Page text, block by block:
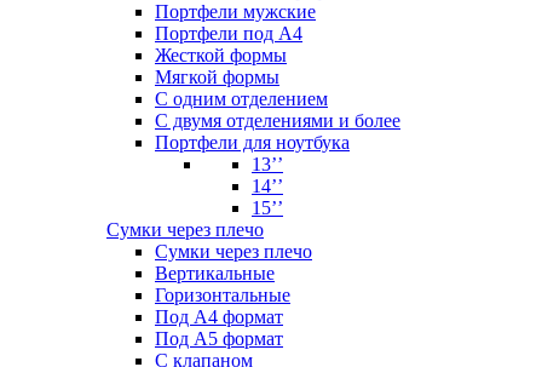
Портфели мужские
Портфели под А4
Жесткой формы
Мягкой формы
С одним отделением
С двумя отделениями и более
Портфели для ноутбука
13’’
14’’
15’’
Сумки через плечо
Сумки через плечо
Вертикальные
Горизонтальные
Под А4 формат
Под А5 формат
С клапаном